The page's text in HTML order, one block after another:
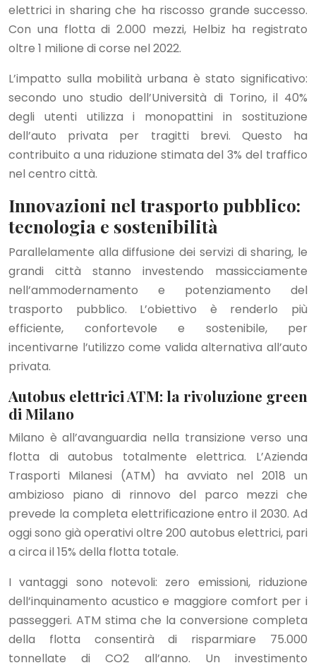
elettrici in sharing che ha riscosso grande successo.
Con una flotta di 2.000 mezzi, Helbiz ha registrato
oltre 1 milione di corse nel 2022.
L’impatto sulla mobilità urbana è stato significativo:
secondo uno studio dell’Università di Torino, il 40%
degli utenti utilizza i monopattini in sostituzione
dell’auto privata per tragitti brevi. Questo ha
contribuito a una riduzione stimata del 3% del traffico
nel centro città.
Innovazioni nel trasporto pubblico:
tecnologia e sostenibilità
Parallelamente alla diffusione dei servizi di sharing, le
grandi città stanno investendo massicciamente
nell’ammodernamento e potenziamento del
trasporto pubblico. L’obiettivo è renderlo più
efficiente, confortevole e sostenibile, per
incentivarne l’utilizzo come valida alternativa all’auto
privata.
Autobus elettrici ATM: la rivoluzione green
di Milano
Milano è all’avanguardia nella transizione verso una
flotta di autobus totalmente elettrica. L’Azienda
Trasporti Milanesi (ATM) ha avviato nel 2018 un
ambizioso piano di rinnovo del parco mezzi che
prevede la completa elettrificazione entro il 2030. Ad
oggi sono già operativi oltre 200 autobus elettrici, pari
a circa il 15% della flotta totale.
I vantaggi sono notevoli: zero emissioni, riduzione
dell’inquinamento acustico e maggiore comfort per i
passeggeri. ATM stima che la conversione completa
della flotta consentirà di risparmiare 75.000
tonnellate di CO2 all’anno. Un investimento